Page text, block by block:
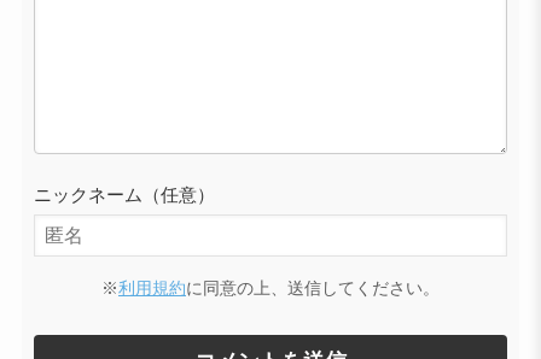
ニックネーム（任意）
※利用規約に同意の上、送信してください。